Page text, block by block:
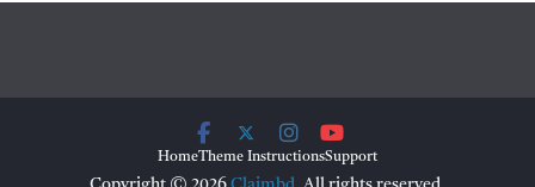
HomeTheme InstructionsSupport